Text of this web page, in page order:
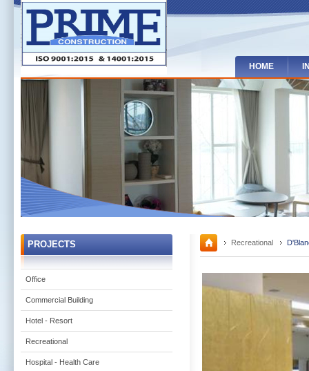
HOME
PROJECTS
Office
Commercial Building
Hotel - Resort
Recreational
Hospital - Health Care
Recreational